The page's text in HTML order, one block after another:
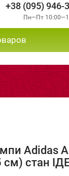
+38 (095) 946-
Пн—Пт
Adidas
см) стан